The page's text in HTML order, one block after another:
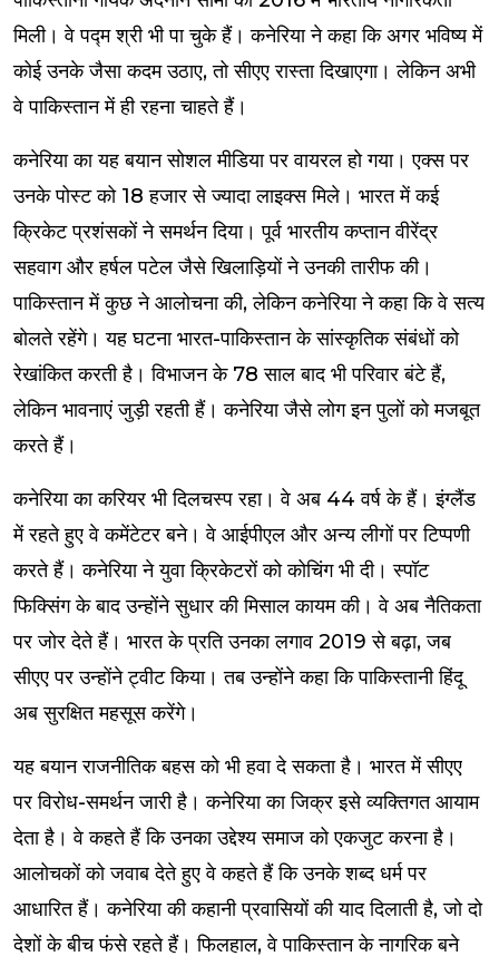
मिली। वे पद्म श्री भी पा चुके हैं। कनेरिया ने कहा कि अगर भविष्य में
कोई उनके जैसा कदम उठाए, तो सीएए रास्ता दिखाएगा। लेकिन अभी
वे पाकिस्तान में ही रहना चाहते हैं।
कनेरिया का यह बयान सोशल मीडिया पर वायरल हो गया। एक्स पर
उनके पोस्ट को 18 हजार से ज्यादा लाइक्स मिले। भारत में कई
क्रिकेट प्रशंसकों ने समर्थन दिया। पूर्व भारतीय कप्तान वीरेंद्र
सहवाग और हर्षल पटेल जैसे खिलाड़ियों ने उनकी तारीफ की।
पाकिस्तान में कुछ ने आलोचना की, लेकिन कनेरिया ने कहा कि वे सत्य
बोलते रहेंगे। यह घटना भारत-पाकिस्तान के सांस्कृतिक संबंधों को
रेखांकित करती है। विभाजन के 78 साल बाद भी परिवार बंटे हैं,
लेकिन भावनाएं जुड़ी रहती हैं। कनेरिया जैसे लोग इन पुलों को मजबूत
करते हैं।
कनेरिया का करियर भी दिलचस्प रहा। वे अब 44 वर्ष के हैं। इंग्लैंड
में रहते हुए वे कमेंटेटर बने। वे आईपीएल और अन्य लीगों पर टिप्पणी
करते हैं। कनेरिया ने युवा क्रिकेटरों को कोचिंग भी दी। स्पॉट
फिक्सिंग के बाद उन्होंने सुधार की मिसाल कायम की। वे अब नैतिकता
पर जोर देते हैं। भारत के प्रति उनका लगाव 2019 से बढ़ा, जब
सीएए पर उन्होंने ट्वीट किया। तब उन्होंने कहा कि पाकिस्तानी हिंदू
अब सुरक्षित महसूस करेंगे।
यह बयान राजनीतिक बहस को भी हवा दे सकता है। भारत में सीएए
पर विरोध-समर्थन जारी है। कनेरिया का जिक्र इसे व्यक्तिगत आयाम
देता है। वे कहते हैं कि उनका उद्देश्य समाज को एकजुट करना है।
आलोचकों को जवाब देते हुए वे कहते हैं कि उनके शब्द धर्म पर
आधारित हैं। कनेरिया की कहानी प्रवासियों की याद दिलाती है, जो दो
देशों के बीच फंसे रहते हैं। फिलहाल, वे पाकिस्तान के नागरिक बने